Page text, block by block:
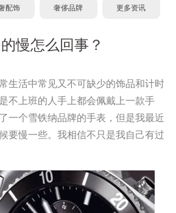
配饰 奢侈品牌 更多资讯
慢怎么回事？
生活中常见又不可缺少的饰品和计时
不上班的人手上都会佩戴上一款手
一个雪铁纳品牌的手表，但是我最近
要慢一些。我相信不只是我自己有过